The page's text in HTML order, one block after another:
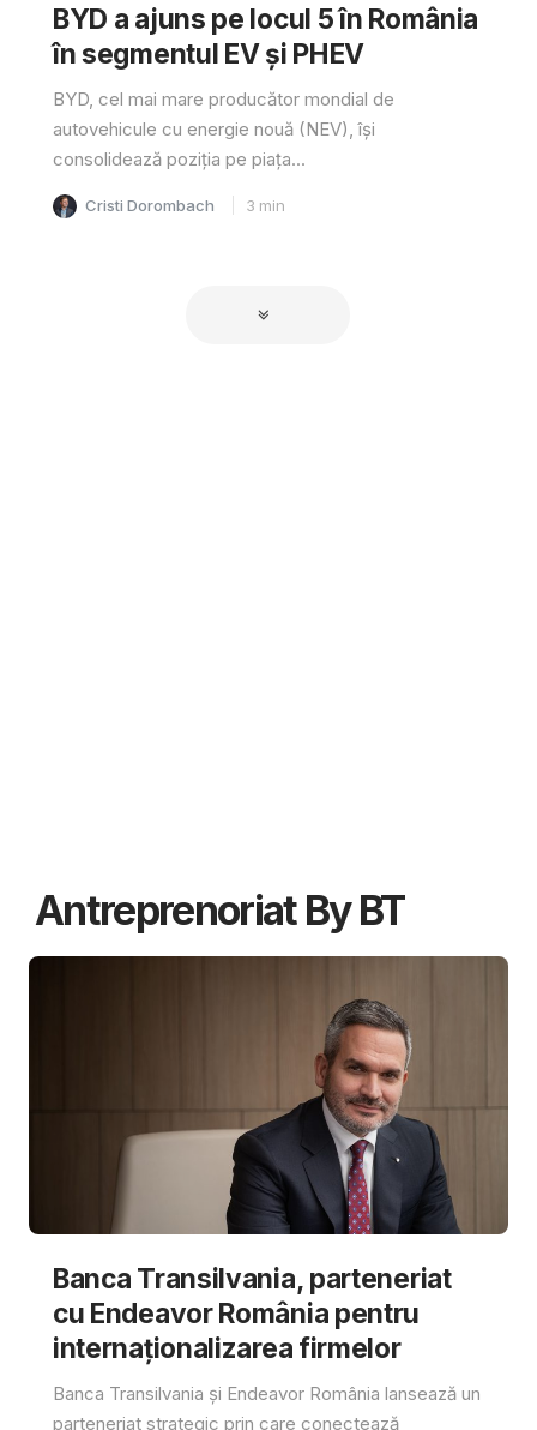
BYD a ajuns pe locul 5 în România
în segmentul EV și PHEV
BYD, cel mai mare producător mondial de
autovehicule cu energie nouă (NEV), își
consolidează poziția pe piața...
Cristi Dorombach 3 min
Antreprenoriat By BT
Banca Transilvania, parteneriat
cu Endeavor România pentru
internaționalizarea firmelor
Banca Transilvania și Endeavor România lansează un
parteneriat strategic prin care conectează